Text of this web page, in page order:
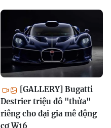
[GALLERY] Bugatti
Destrier triệu đô "thửa"
riêng cho đại gia mê động
cơ W16